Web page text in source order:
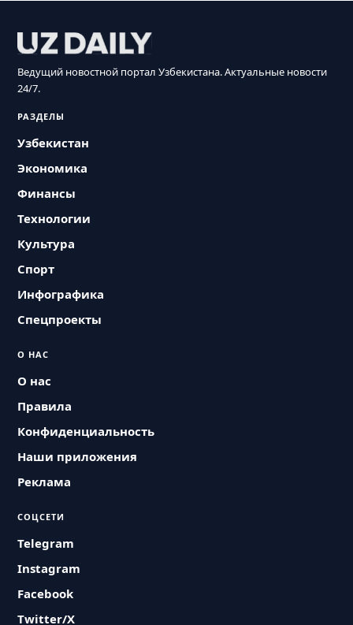
Ведущий новостной портал Узбекистана. Актуальные новости
24/7.
РАЗДЕЛЫ
Узбекистан
Экономика
Финансы
Технологии
Культура
Спорт
Инфографика
Спецпроекты
О НАС
О нас
Правила
Конфиденциальность
Наши приложения
Реклама
СОЦСЕТИ
Telegram
Instagram
Facebook
Twitter/X